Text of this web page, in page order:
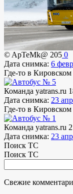
© ApTeMk@ 205 0
Дата снимка: 6
Где-то в Кировском
Команда yatrans.ru
Дата снимка: 23
Где-то в Кировском
Команда yatrans.ru
Дата снимка: 23
Поиск ТС
Поиск ТС
Свежие